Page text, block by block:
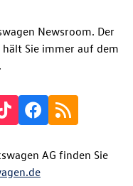
Newsroom. Der
Sie immer auf dem
AG finden Sie